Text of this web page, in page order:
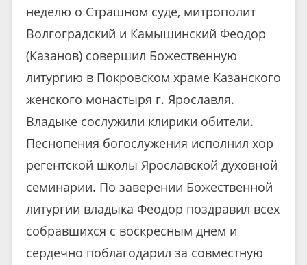
неделю о Страшном суде, митрополит
Волгоградский и Камышинский Феодор
(Казанов) совершил Божественную
литургию в Покровском храме Казанского
женского монастыря г. Ярославля.
Владыке сослужили клирики обители.
Песнопения богослужения исполнил хор
регентской школы Ярославской духовной
семинарии. По заверении Божественной
литургии владыка Феодор поздравил всех
собравшихся с воскресным днем и
сердечно поблагодарил за совместную